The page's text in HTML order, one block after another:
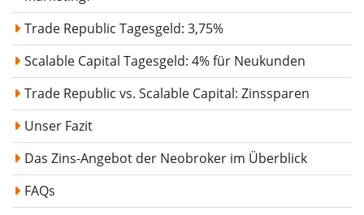
Trade Republic Tagesgeld: 3,75%
Scalable Capital Tagesgeld: 4% für Neukunden
Trade Republic vs. Scalable Capital: Zinssparen
Unser Fazit
Das Zins-Angebot der Neobroker im Überblick
FAQs